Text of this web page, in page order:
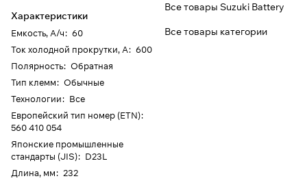
Характеристики
Емкость, А/ч: 60
Ток холодной прокрутки, А: 600
Полярность: Обратная
Тип клемм: Обычные
Технологии: Все
Европейский тип номер (ETN):
560 410 054
Японские промышленные
стандарты (JIS): D23L
Длина, мм: 232
Все товары Suzuki Battery
Все товары категории